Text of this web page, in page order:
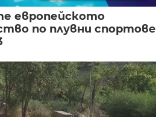
европейското
по плувни спортове